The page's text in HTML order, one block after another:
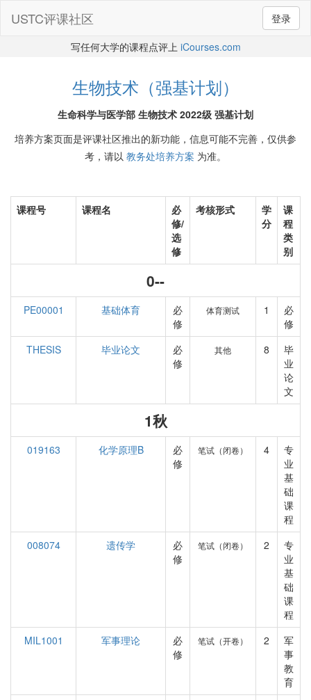
登录
USTC评课社区
写任何大学的课程点评上 iCourses.com
生物技术（强基计划）
生命科学与医学部 生物技术 2022级 强基计划
培养方案页面是评课社区推出的新功能，信息可能不完善，仅供参
考，请以 教务处培养方案 为准。
课程号 课程名
必
修/
选
修
考核形式
学
分
课
程
类
别
0--
PE00001 基础体育
必
修
体育测试 1
必
修
THESIS
毕业论文
必
修
其他 8
毕
业
论
文
1秋
019163 化学原理B
必
修
笔试（闭卷） 4
专
业
基
础
课
程
008074
遗传学
必
修
笔试（闭卷） 2
专
业
基
础
课
程
MIL1001
军事理论
必
修
笔试（开卷） 2
军
事
教
育